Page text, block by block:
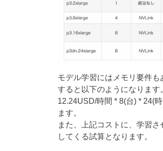
モデル学習にはメモリ要件
すると以下のようになります
12.24USD/時間 * 8(台) * 24(
ます。
また、上記コストに、学習
してくる試算となります。